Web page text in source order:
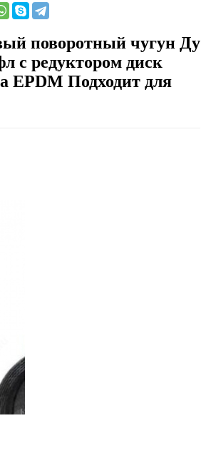
поворотный чугун Ду
с редуктором диск
EPDM Подходит для